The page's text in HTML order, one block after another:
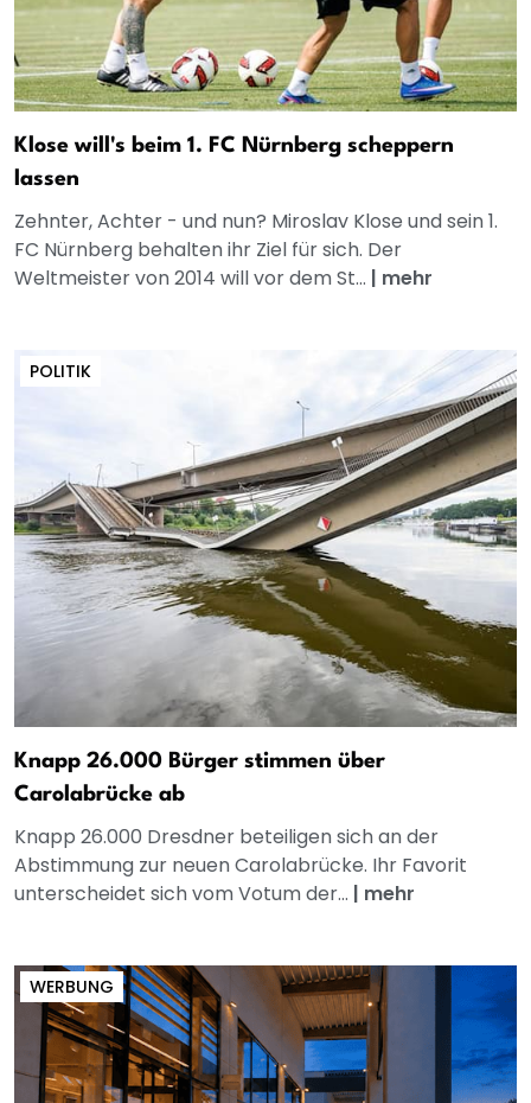
Klose will's beim 1. FC Nürnberg scheppern
lassen
Zehnter, Achter - und nun? Miroslav Klose und sein 1.
FC Nürnberg behalten ihr Ziel für sich. Der
Weltmeister von 2014 will vor dem St... | mehr
POLITIK
Knapp 26.000 Bürger stimmen über
Carolabrücke ab
Knapp 26.000 Dresdner beteiligen sich an der
Abstimmung zur neuen Carolabrücke. Ihr Favorit
unterscheidet sich vom Votum der... | mehr
WERBUNG